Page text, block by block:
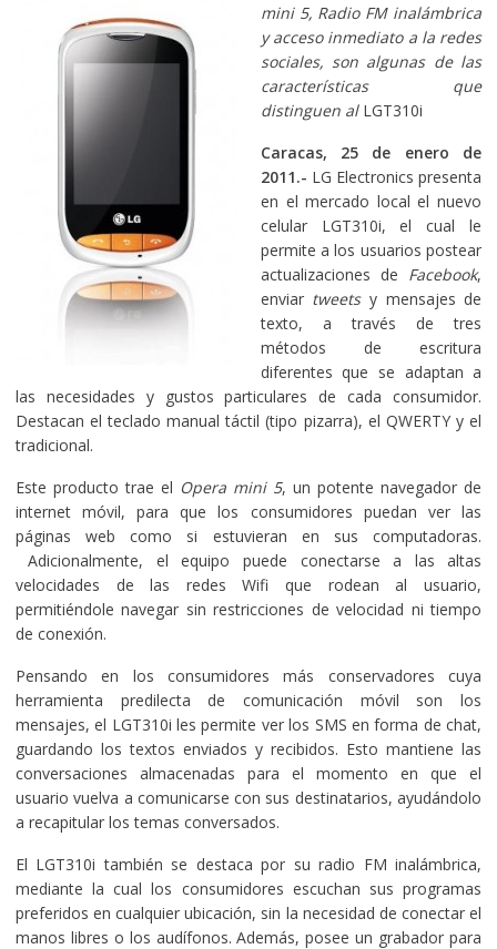
mini 5, Radio FM inalámbrica
y acceso inmediato a la redes
sociales, son algunas de las
características que
distinguen al LGT310i
Caracas, 25 de enero de
2011.- LG Electronics presenta
en el mercado local el nuevo
celular LGT310i, el cual le
permite a los usuarios postear
actualizaciones de Facebook,
enviar tweetsy mensajes de
texto, a través de tres
métodos de escritura
diferentes que se adaptan a
las necesidades y gustos particulares de cada consumidor.
Destacan el teclado manual táctil (tipo pizarra), el QWERTY y el
tradicional.
Este producto trae el Opera mini 5, un potente navegador de
internet móvil, para que los consumidores puedan ver las
páginas web como si estuvieran en sus computadoras.
Adicionalmente, el equipo puede conectarse a las altas
velocidades de las redes Wifi que rodean al usuario,
permitiéndole navegar sin restricciones de velocidad ni tiempo
de conexión.
Pensando en los consumidores más conservadores cuya
herramienta predilecta de comunicación móvil son los
mensajes, el LGT310i les permite ver los SMS en forma de chat,
guardando los textos enviados y recibidos. Esto mantiene las
conversaciones almacenadas para el momento en que el
usuario vuelva a comunicarse con sus destinatarios, ayudándolo
a recapitular los temas conversados.
El LGT310i también se destaca por su radio FM inalámbrica,
mediante la cual los consumidores escuchan sus programas
preferidos en cualquier ubicación, sin la necesidad de conectar el
manos libres o los audífonos. Además, posee un grabador para